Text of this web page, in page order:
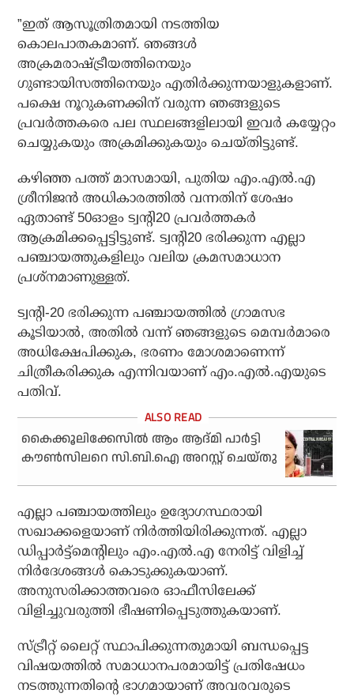
”ഇത് ആസൂത്രിതമായി നടത്തിയ
കൊലപാതകമാണ്. ഞങ്ങള്‍
അക്രമരാഷ്ട്രീയത്തിനെയും
ഗുണ്ടായിസത്തിനെയും എതിര്‍ക്കുന്നയാളുകളാണ്.
പക്ഷെ നൂറുകണക്കിന് വരുന്ന ഞങ്ങളുടെ
പ്രവര്‍ത്തകരെ പല സ്ഥലങ്ങളിലായി ഇവര്‍ കയ്യേറ്റം
ചെയ്യുകയും അക്രമിക്കുകയും ചെയ്തിട്ടുണ്ട്.
കഴിഞ്ഞ പത്ത് മാസമായി, പുതിയ എം.എല്‍.എ
ശ്രീനിജന്‍ അധികാരത്തില്‍ വന്നതിന് ശേഷം
ഏതാണ്ട് 50ഓളം ട്വന്റി20 പ്രവര്‍ത്തകര്‍
ആക്രമിക്കപ്പെട്ടിട്ടുണ്ട്. ട്വന്റി20 ഭരിക്കുന്ന എല്ലാ
പഞ്ചായത്തുകളിലും വലിയ ക്രമസമാധാന
പ്രശ്‌നമാണുള്ളത്.
ട്വന്റി-20 ഭരിക്കുന്ന പഞ്ചായത്തില്‍ ഗ്രാമസഭ
കൂടിയാല്‍, അതില്‍ വന്ന് ഞങ്ങളുടെ മെമ്പര്‍മാരെ
അധിക്ഷേപിക്കുക, ഭരണം മോശമാണെന്ന്
ചിത്രീകരിക്കുക എന്നിവയാണ് എം.എല്‍.എയുടെ
പതിവ്.
കൈക്കൂലിക്കേസില്‍ ആം ആദ്മി പാര്‍ട്ടി
കൗണ്‍സിലറെ സി.ബി.ഐ അറസ്റ്റ് ചെയ്തു
എല്ലാ പഞ്ചായത്തിലും ഉദ്യോഗസ്ഥരായി
സഖാക്കളെയാണ് നിര്‍ത്തിയിരിക്കുന്നത്. എല്ലാ
ഡിപ്പാര്‍ട്ട്‌മെന്റിലും എം.എല്‍.എ നേരിട്ട് വിളിച്ച്
നിര്‍ദേശങ്ങള്‍ കൊടുക്കുകയാണ്.
അനുസരിക്കാത്തവരെ ഓഫീസിലേക്ക്
വിളിച്ചുവരുത്തി ഭീഷണിപ്പെടുത്തുകയാണ്.
സ്ട്രീറ്റ് ലൈറ്റ് സ്ഥാപിക്കുന്നതുമായി ബന്ധപ്പെട്ട
വിഷയത്തില്‍ സമാധാനപരമായിട്ട് പ്രതിഷേധം
നടത്തുന്നതിന്റെ ഭാഗമായാണ് അവരവരുടെ